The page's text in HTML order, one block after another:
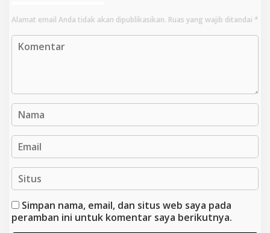
Alamat email Anda tidak akan dipublikasikan. Ruas yang wajib ditandai *
Simpan nama, email, dan situs web saya pada
peramban ini untuk komentar saya berikutnya.